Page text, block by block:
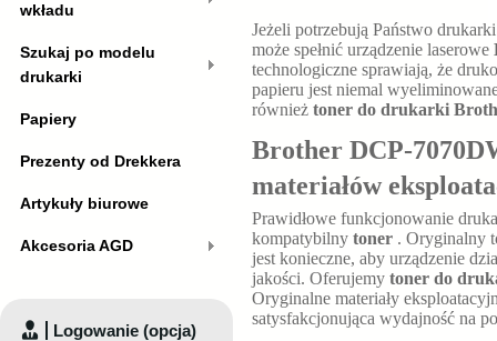
Jeżeli potrzebują Państwo
może spełnić urządzenie laserowe
technologiczne sprawiają, że
papieru jest niemal
również toner do drukarki
Brother DCP-
materiałów
Prawidłowe funkcjonowanie
kompatybilny toner . Oryginalny
jest konieczne, aby urządzenie
jakości. Oferujemy toner do
Oryginalne materiały
satysfakcjonująca wydajność na
wkładu
Szukaj po modelu
drukarki
Papiery
Prezenty od Drekkera
Artykuły biurowe
Akcesoria AGD
Logowanie (opcja)